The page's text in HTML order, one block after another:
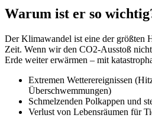
Warum ist er so
Der Klimawandel ist eine der größten
Zeit. Wenn wir den CO2-Ausstoß
Erde weiter erwärmen – mit
Extremen Wetterereignissen
Überschwemmungen)
Schmelzenden Polkappen und
Verlust von Lebensräumen für